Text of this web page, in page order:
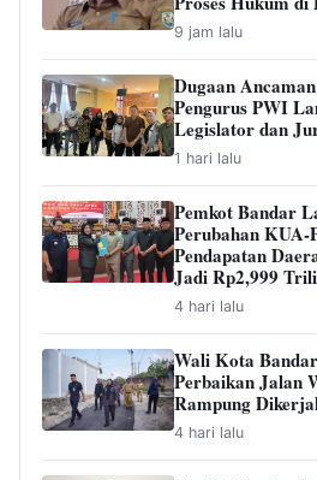
8
Pemkot Bandar Lampung
Transportasi Publik, Target
9
Wali Kota Bandarlampung
Jalan Wala Kuba yang
10Perkim Bandar Lampung
Semrawut, Rampung Dua
ARTIKEL TERBARU
Dugaan Penipuan
Inspektorat
Proses Hukum di